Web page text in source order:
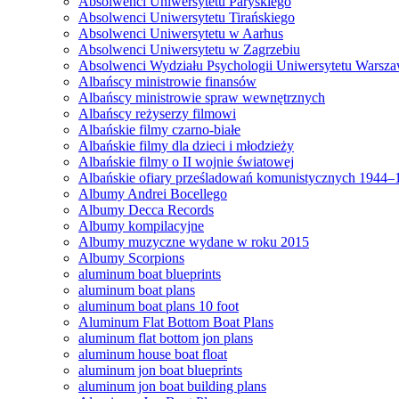
Absolwenci Uniwersytetu Tirańskiego
Absolwenci Uniwersytetu w Aarhus
Absolwenci Uniwersytetu w Zagrzebiu
Absolwenci Wydziału Psychologii Uniwersytetu
Albańscy ministrowie finansów
Albańscy ministrowie spraw wewnętrznych
Albańscy reżyserzy filmowi
Albańskie filmy czarno-białe
Albańskie filmy dla dzieci i młodzieży
Albańskie filmy o II wojnie światowej
Albańskie ofiary prześladowań komunistycznych
Albumy Andrei Bocellego
Albumy Decca Records
Albumy kompilacyjne
Albumy muzyczne wydane w roku 2015
Albumy Scorpions
aluminum boat blueprints
aluminum boat plans
aluminum boat plans 10 foot
Aluminum Flat Bottom Boat Plans
aluminum flat bottom jon plans
aluminum house boat float
aluminum jon boat blueprints
aluminum jon boat building plans